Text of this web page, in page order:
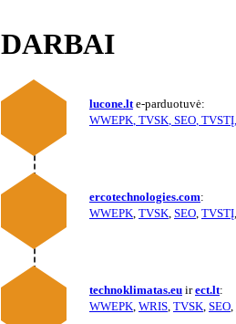
DARBAI
lucone.lte-parduotuvė:
WWEPK, TVSK, SEO, TVSTĮ,
ercotechnologies.com:
WWEPK, TVSK, SEO, TVSTĮ,
technoklimatas.euirect.lt:
WWEPK, WRIS, TVSK, SEO,